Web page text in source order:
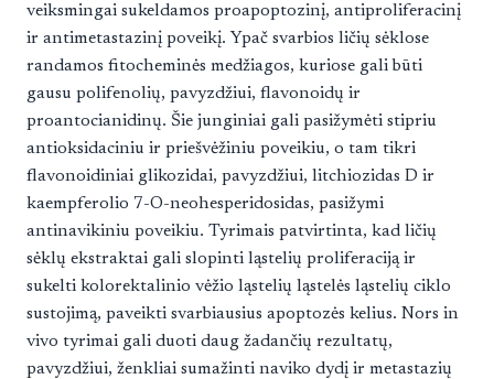
veiksmingai sukeldamos proapoptozinį, antiproliferacinį
ir antimetastazinį poveikį. Ypač svarbios ličių sėklose
randamos fitocheminės medžiagos, kuriose gali būti
gausu polifenolių, pavyzdžiui, flavonoidų ir
proantocianidinų. Šie junginiai gali pasižymėti stipriu
antioksidaciniu ir priešvėžiniu poveikiu, o tam tikri
flavonoidiniai glikozidai, pavyzdžiui, litchiozidas D ir
kaempferolio 7-O-neohesperidosidas, pasižymi
antinavikiniu poveikiu. Tyrimais patvirtinta, kad ličių
sėklų ekstraktai gali slopinti ląstelių proliferaciją ir
sukelti kolorektalinio vėžio ląstelių ląstelės ląstelių ciklo
sustojimą, paveikti svarbiausius apoptozės kelius. Nors in
vivo tyrimai gali duoti daug žadančių rezultatų,
pavyzdžiui, ženkliai sumažinti naviko dydį ir metastazių